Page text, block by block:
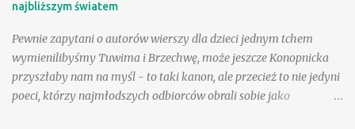
najbliższym światem
Pewnie zapytani o autorów wierszy dla dzieci jednym tchem
wymienilibyśmy Tuwima i Brzechwę, może jeszcze Konopnicka
przyszłaby nam na myśl - to taki kanon, ale przecież to nie jedyni
poeci, którzy najmłodszych odbiorców obrali sobie jako